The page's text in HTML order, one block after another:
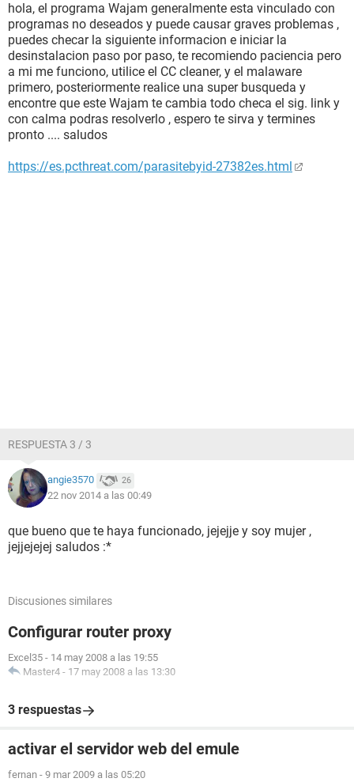
hola, el programa Wajam generalmente esta vinculado con
programas no deseados y puede causar graves problemas ,
puedes checar la siguiente informacion e iniciar la
desinstalacion paso por paso, te recomiendo paciencia pero
a mi me funciono, utilice el CC cleaner, y el malaware
primero, posteriormente realice una super busqueda y
encontre que este Wajam te cambia todo checa el sig. link y
con calma podras resolverlo , espero te sirva y termines
pronto .... saludos
https://es.pcthreat.com/parasitebyid-27382es.html
RESPUESTA 3 / 3
angie3570 26
22 nov 2014 a las 00:49
que bueno que te haya funcionado, jejejje y soy mujer ,
jejjejejej saludos :*
Discusiones similares
Configurar router proxy
Excel35 - 14 may 2008 a las 19:55
Master4 - 17 may 2008 a las 13:30
3 respuestas
activar el servidor web del emule
fernan - 9 mar 2009 a las 05:20